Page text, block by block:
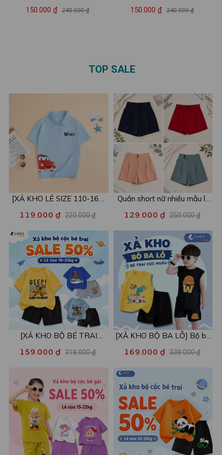
Nam' in hình 'Cờ đỏ sao
150.000 ₫ 240.000 ₫
dream" 2 màu trắng/đen
150.000 ₫ 240.000 ₫
[XẢ KHO LẺ SIZE 110-160]
mẫu - Áo trẻ em từ 15-42kg
- Loza Kids XPL001
119.000 ₫ 220.000 ₫
Quần short nữ nhiều mẫu lẻ
còn 99k/c - Loza XA016
129.000 ₫ 250.000 ₫
[XẢ KHO BỘ BÉ TRAI
nhiều mẫu - Quần áo bé trai
XB003
159.000 ₫ 318.000 ₫
[XẢ KHO BỘ BA LỖ] Bộ ba
size từ 15-40kg - Quần áo
bé trai - Loza Kids XABL01
169.000 ₫ 338.000 ₫
TOP SALE